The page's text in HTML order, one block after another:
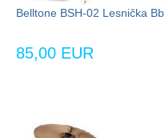
Belltone BSH-02 Lesnička Bb
85,00 EUR